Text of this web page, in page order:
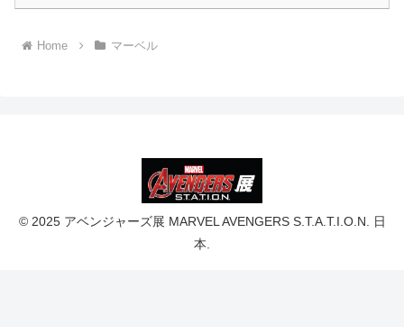
Home マーベル
© 2025 アベンジャーズ展 MARVEL AVENGERS S.T.A.T.I.O.N. 日
本.